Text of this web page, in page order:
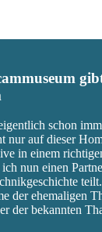
schon
nur auf dieser
in einem
nun einen
der ehemaligen
der bekannten